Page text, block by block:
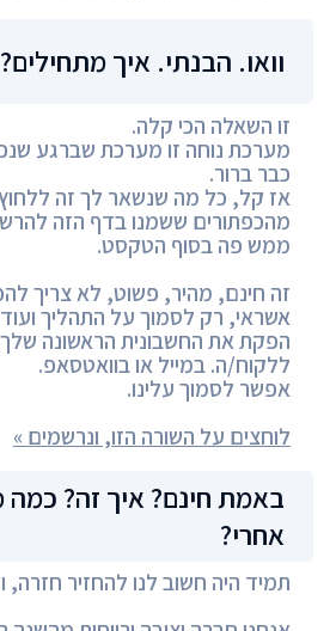
וואו. הבנתי. איך מתחילים?
זו השאלה הכי קלה.
מערכת נוחה זו מערכת שברגע
כבר ברור.
אז קל, כל מה שנשאר לך זה
מהכפתורים ששמנו בדף הזה
ממש פה בסוף הטקסט.
זה חינם, מהיר, פשוט, לא צריך
אשראי, רק לסמוך על התהליך
הפקת את החשבונית הראשונה
ללקוח/ה. במייל או בוואטסאפ.
אפשר לסמוך עלינו.
לוחצים על השורה הזו, ונרשמים »
באמת חינם? איך זה?
אחרי?
תמיד היה חשוב לנו להחזיר חזרה,